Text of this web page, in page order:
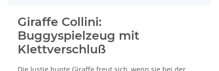
Giraffe Collini:
Buggyspielzeug mit
Klettverschluß